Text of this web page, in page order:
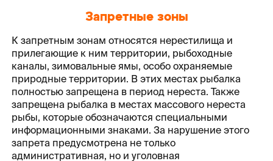
Запретные зоны
К запретным зонам относятся нерестилища и
прилегающие к ним территории, рыбоходные
каналы, зимовальные ямы, особо охраняемые
природные территории. В этих местах рыбалка
полностью запрещена в период нереста. Также
запрещена рыбалка в местах массового нереста
рыбы, которые обозначаются специальными
информационными знаками. За нарушение этого
запрета предусмотрена не только
административная, но и уголовная